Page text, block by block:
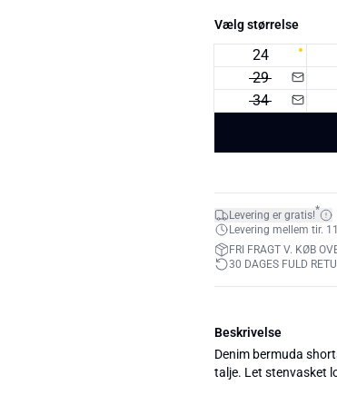
Vælg størrelse
24
29
34
Levering er gratis!*
Levering mellem tir.
FRI FRAGT V. KØB
30 DAGES FULD
Beskrivelse
Denim bermuda
talje. Let stenvasket